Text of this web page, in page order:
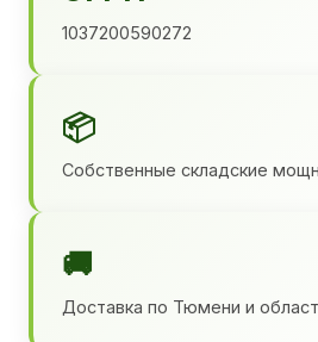
1037200590272
📦
Собственные складские
🚚
Доставка по Тюмени и